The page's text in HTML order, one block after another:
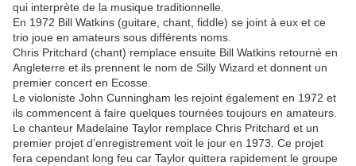
qui interprète de la musique traditionnelle.
En 1972 Bill Watkins (guitare, chant, fiddle) se joint à eux et ce
trio joue en amateurs sous différents noms.
Chris Pritchard (chant) remplace ensuite Bill Watkins retourné en
Angleterre et ils prennent le nom de Silly Wizard et donnent un
premier concert en Ecosse.
Le violoniste John Cunningham les rejoint également en 1972 et
ils commencent à faire quelques tournées toujours en amateurs.
Le chanteur Madelaine Taylor remplace Chris Pritchard et un
premier projet d'enregistrement voit le jour en 1973. Ce projet
fera cependant long feu car Taylor quittera rapidement le groupe